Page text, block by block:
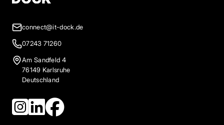
connect@it-dock.de
07243 71260
Am Sandfeld 4
76149 Karlsruhe
Deutschland